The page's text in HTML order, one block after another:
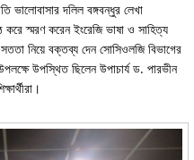
ভালোবাসার দলিল বঙ্গবন্ধুর লেখা
স্মরণ করেন ইংরেজি ভাষা ও সাহিত্য
নিয়ে বক্তব্য দেন সোসিওলজি বিভাগের
উপস্থিত ছিলেন উপাচার্য ড. পারভীন